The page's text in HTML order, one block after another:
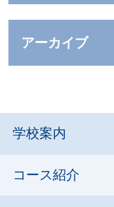
アーカイブ
学校案内
コース紹介